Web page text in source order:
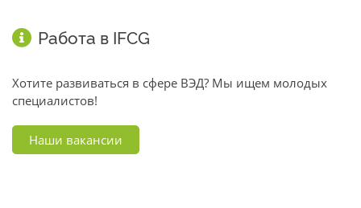
Работа в IFCG
Хотите развиваться в сфере ВЭД? Мы ищем молодых
специалистов!
Наши вакансии